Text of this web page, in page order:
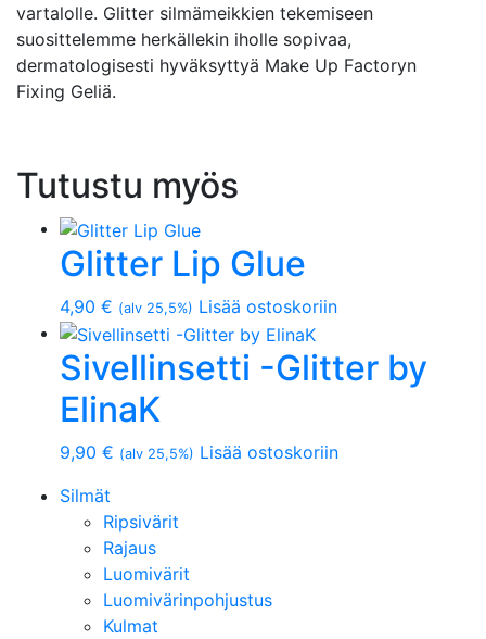
vartalolle. Glitter silmämeikkien tekemiseen
suosittelemme herkällekin iholle sopivaa,
dermatologisesti hyväksyttyä Make Up Factoryn
Fixing Geliä.
Tutustu myös
Glitter Lip Glue
4,90 € (alv 25,5%) Lisää ostoskoriin
Sivellinsetti -Glitter by
ElinaK
9,90 € (alv 25,5%) Lisää ostoskoriin
Silmät
Ripsivärit
Rajaus
Luomivärit
Luomivärinpohjustus
Kulmat